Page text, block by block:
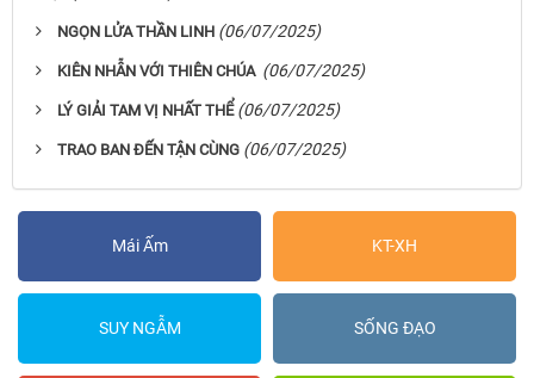
NGỌN LỬA THẦN LINH (06/07/2025)
KIÊN NHẪN VỚI THIÊN CHÚA (06/07/2025)
LÝ GIẢI TAM VỊ NHẤT THỂ (06/07/2025)
TRAO BAN ĐẾN TẬN CÙNG (06/07/2025)
Mái Ấm KT-XH
SUY NGẪM SỐNG ĐẠO